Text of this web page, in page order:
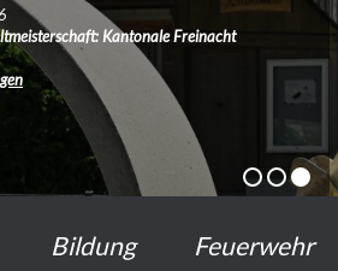
Kantonale Freinacht
Bildung Feuerwehr